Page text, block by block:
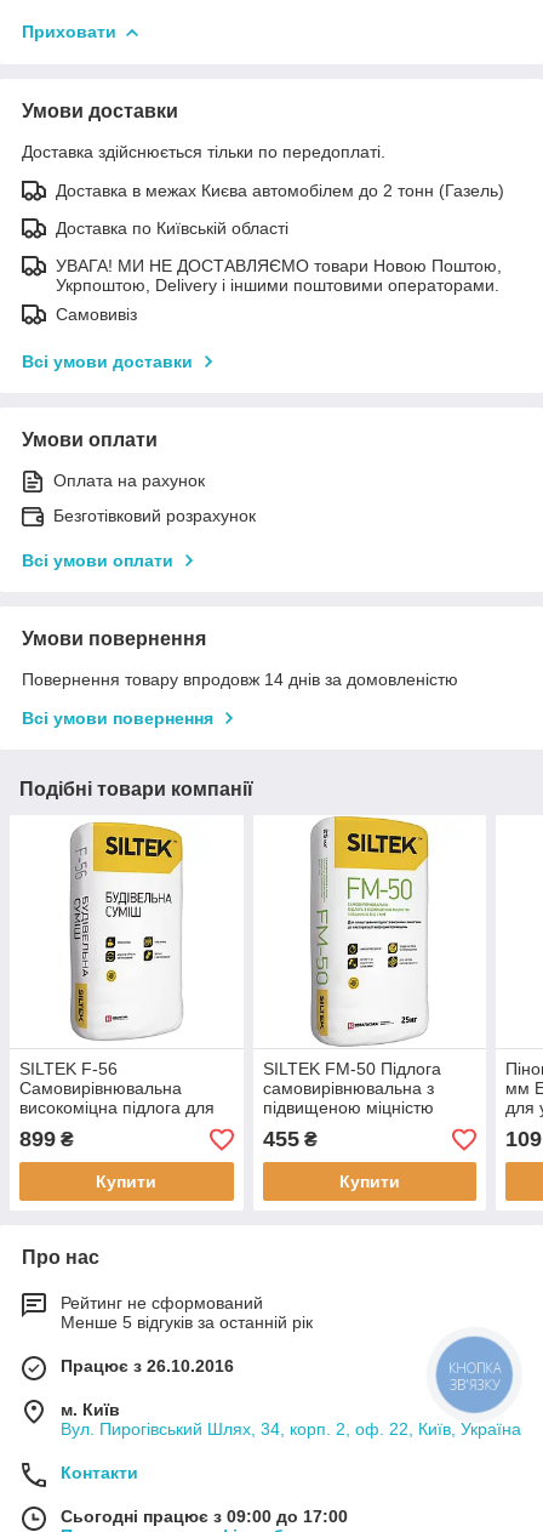
Приховати
Умови доставки
Доставка здійснюється тільки по передоплаті.
Доставка в межах Києва автомобілем до 2 тонн (Газель)
Доставка по Київській області
УВАГА! МИ НЕ ДОСТАВЛЯЄМО товари Новою Поштою,
Укрпоштою, Delivery і іншими поштовими операторами.
Самовивіз
Всі умови доставки
Умови оплати
Оплата на рахунок
Безготівковий розрахунок
Всі умови оплати
Умови повернення
Повернення товару впродовж 14 днів за домовленістю
Всі умови повернення
Подібні товари компанії
SILTEK F-56
Самовирівнювальна
високоміцна підлога для
зовнішніх робіт від 4 мм,
25 кг
899 ₴
Купити
SILTEK FM-50 Підлога
самовирівнювальна з
підвищеною міцністю
товщиною від 2 мм 25 кг
455₴
Купити
мм
для
Про нас
Рейтинг не сформований
Менше 5 відгуків за останній рік
Працює з 26.10.2016
м. Київ
Вул. Пирогівський Шлях, 34, корп. 2, оф. 22, Київ, Україна
Контакти
Сьогодні працює з 09:00 до 17:00
КНОПКА
ЗВ'ЯЗКУ